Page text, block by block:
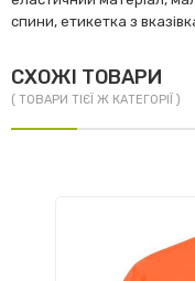
спини, етикетка з
СХОЖІ ТОВАРИ
( ТОВАРИ ТІЄЇ Ж КАТЕГОРІЇ )